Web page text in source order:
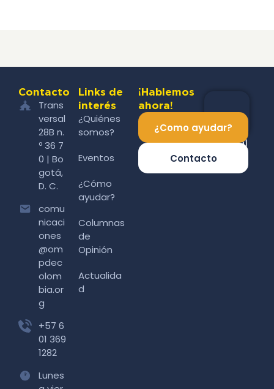
Contacto
Trans
versal
28B n.
º 36 7
0 | Bo
gotá,
D. C.
comu
nicaci
ones
@om
pdec
olom
bia.or
g
+57 6
01 369
1282
Lunes
Links de
interés
¿Quiénes
somos?
Eventos
¿Cómo
ayudar?
Columnas
de
Opinión
Actualida
d
¡Hablemos
ahora!
¿Como ayudar?
Contacto